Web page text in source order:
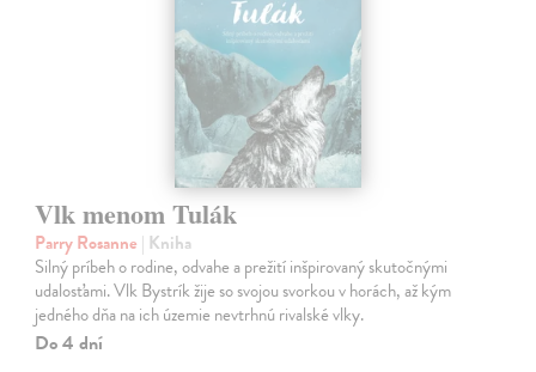
Vlk menom Tulák
Parry Rosanne | Kniha
Silný príbeh o rodine, odvahe a prežití inšpirovaný skutočnými
udalosťami. Vlk Bystrík žije so svojou svorkou v horách, až kým
jedného dňa na ich územie nevtrhnú rivalské vlky.
Do 4 dní